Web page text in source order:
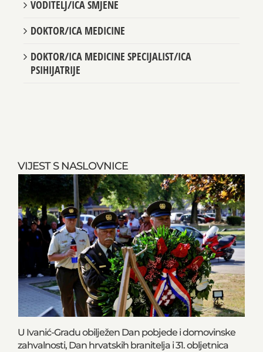
VIJEST S NASLOVNICE
U Ivanić-Gradu obilježen Dan pobjede i domovinske
zahvalnosti, Dan hrvatskih branitelja i 31. obljetnica
VODITELJ/ICA SMJENE
DOKTOR/ICA MEDICINE
DOKTOR/ICA MEDICINE SPECIJALIST/ICA
PSIHIJATRIJE